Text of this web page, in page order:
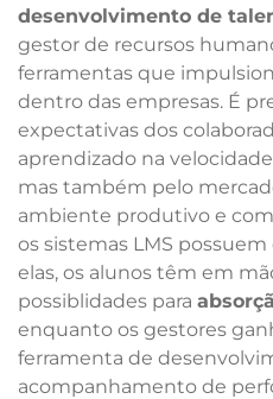
desenvolvimento de
gestor de recursos
ferramentas que
dentro das empresas. É
expectativas dos
aprendizado na
mas também pelo
ambiente produtivo e
os sistemas LMS possuem
elas, os alunos têm em
possiblidades para
enquanto os gestores
ferramenta de
acompanhamento de